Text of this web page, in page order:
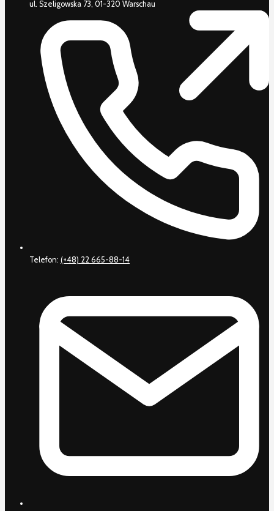
ul. Szeligowska 73, 01-320 Warschau
Telefon: (+48) 22 665-88-14